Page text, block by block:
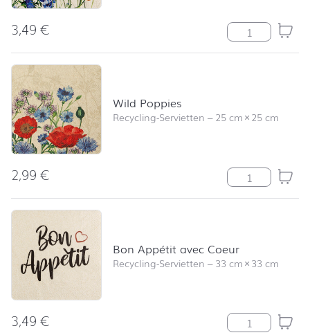
3,49€ Wild Poppies
Wild Poppies
Recycling-Servietten –25 cm×25 cm
2,99€ Wild Poppies
Bon Appétit avec Coeur
Recycling-Servietten –33 cm×33 cm
3,49€ Bon Appétit